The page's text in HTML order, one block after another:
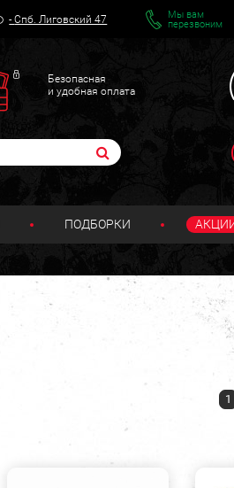
-Спб. Лиговский 47
Мы вам
перезвоним
Безопасная
и удобная оплата
ПОДБОРКИ
1